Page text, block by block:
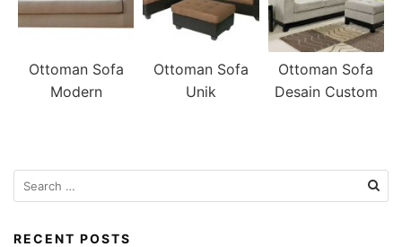
Ottoman Sofa
Modern
Ottoman Sofa
Unik
Ottoman Sofa
Desain Custom
e
r
RECENT POSTS